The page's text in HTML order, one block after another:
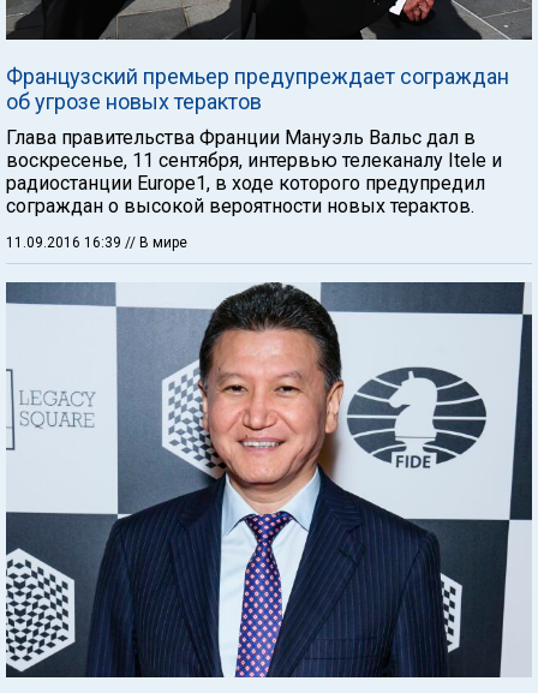
Французский премьер предупреждает сограждан
об угрозе новых терактов
Глава правительства Франции Мануэль Вальс дал в
воскресенье, 11 сентября, интервью телеканалу Itele и
радиостанции Europe1, в ходе которого предупредил
сограждан о высокой вероятности новых терактов.
11.09.2016 16:39 // В мире